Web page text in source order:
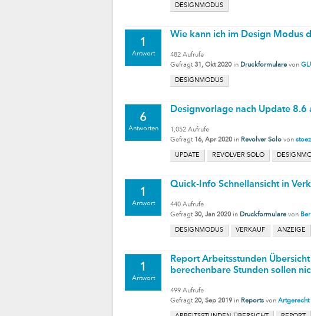
DESIGNMODUS
1
Antwort
Wie kann ich im Design Modus
482 Aufrufe
Gefragt 31, Okt 2020 in Druckformulare von
DESIGNMODUS
6
Antworten
Designvorlage nach Update
1,052 Aufrufe
Gefragt 16, Apr 2020 in Revolver Solo von
UPDATE REVOLVER SOLO
1
Antwort
Quick-Info Schnellansicht in
440 Aufrufe
Gefragt 30, Jan 2020 in Druckformulare von
DESIGNMODUS VERKAUF ANZEIGE
1
Antwort
Report Arbeitsstunden
berechenbare Stunden sollen
499 Aufrufe
Gefragt 20, Sep 2019 in Reports von Artgerecht